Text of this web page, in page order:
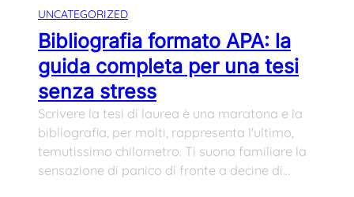
UNCATEGORIZED
Bibliografia formato APA: la
guida completa per una tesi
senza stress
Scrivere la tesi di laurea è una maratona e la
bibliografia, per molti, rappresenta l'ultimo,
temutissimo chilometro. Ti suona familiare la
sensazione di panico di fronte a decine di…